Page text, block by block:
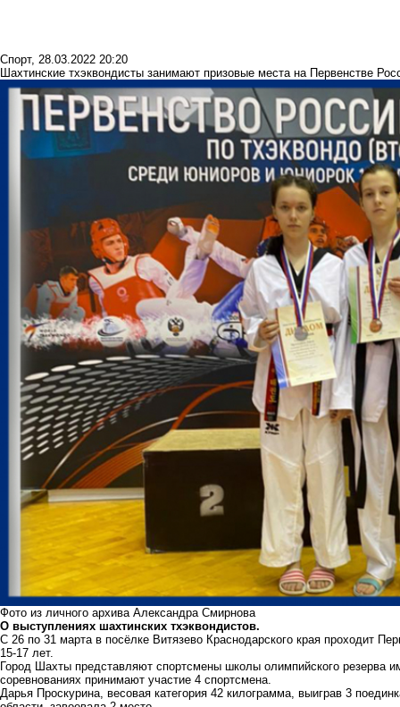
Спорт, 28.03.2022 20:20
Шахтинские тхэквондисты занимают призовые места на Первенстве
Фото из личного архива Александра Смирнова
О выступлениях шахтинских тхэквондистов.
С 26 по 31 марта в посёлке Витязево Краснодарского края проходит
15-17 лет.
Город Шахты представляют спортсмены школы олимпийского резерва
соревнованиях принимают участие 4 спортсмена.
Дарья Проскурина, весовая категория 42 килограмма, выиграв 3